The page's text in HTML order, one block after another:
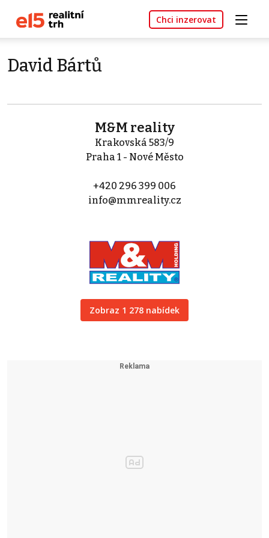
Chci inzerovat
David Bártů
M&M reality
Krakovská 583/9
Praha 1 - Nové Město
+420 296 399 006
info@mmreality.cz
Zobraz 1 278 nabídek